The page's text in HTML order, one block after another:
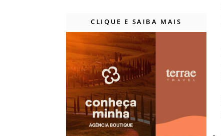
CLIQUE E SAIBA MAIS